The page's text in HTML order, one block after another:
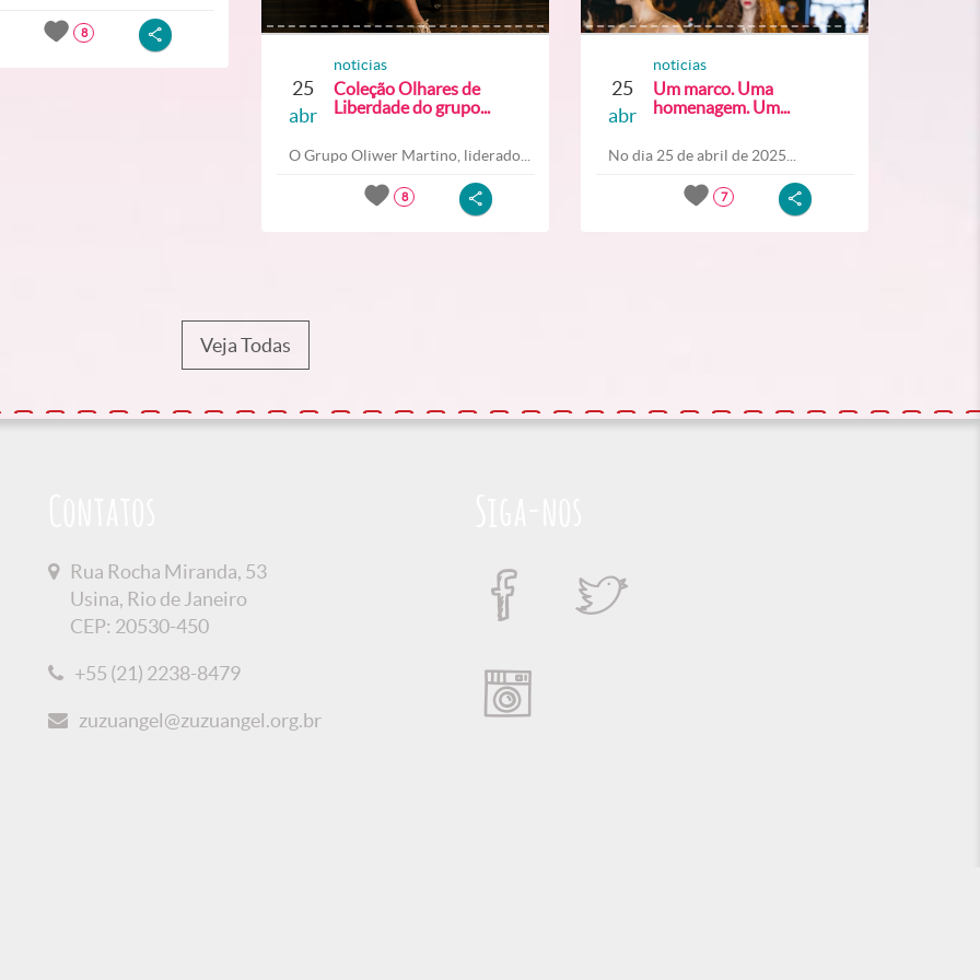
8
25
abr
noticias
Coleção Olhares de
Liberdade do grupo...
O Grupo Oliwer Martino, liderado...
8
25
abr
noticias
Um marco. Uma
homenagem. Um...
No dia 25 de abril de 2025...
7
Veja Todas
Rua Rocha Miranda, 53
Usina, Rio de Janeiro
CEP: 20530-450
+55 (21) 2238-8479
zuzuangel@zuzuangel.org.br